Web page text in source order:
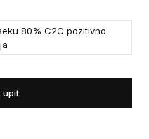
80% C2C pozitivno
upit